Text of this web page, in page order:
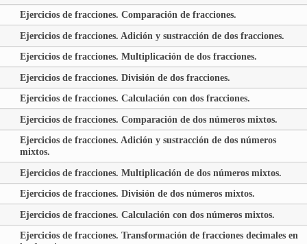
Ejercicios de fracciones. Comparación de fracciones.
Ejercicios de fracciones. Adición y sustracción de dos fracciones.
Ejercicios de fracciones. Multiplicación de dos fracciones.
Ejercicios de fracciones. División de dos fracciones.
Ejercicios de fracciones. Calculación con dos fracciones.
Ejercicios de fracciones. Comparación de dos números mixtos.
Ejercicios de fracciones. Adición y sustracción de dos números
mixtos.
Ejercicios de fracciones. Multiplicación de dos números mixtos.
Ejercicios de fracciones. División de dos números mixtos.
Ejercicios de fracciones. Calculación con dos números mixtos.
Ejercicios de fracciones. Transformación de fracciones decimales en